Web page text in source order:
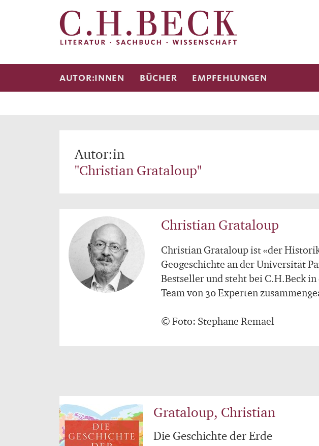
AUTOR:INNEN BÜCHER EMPFEHLUNGEN
Autor:in
"Christian Grataloup"
Christian Grataloup
Christian Grataloup ist «der
Geogeschichte an der Universität
Bestseller und steht bei C.H.Beck
Team von 30 Experten
© Foto: Stephane Remael
Grataloup, Christian
Die Geschichte der Erde